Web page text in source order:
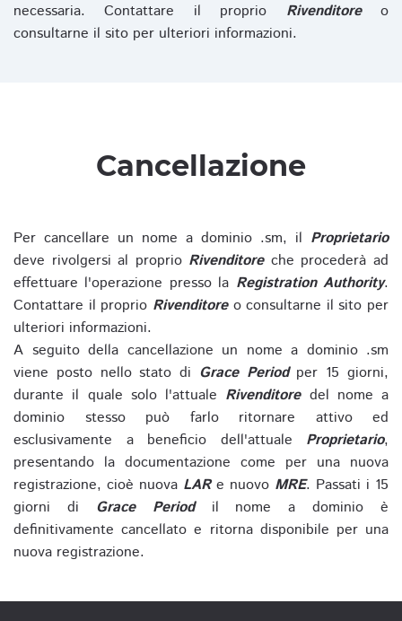
necessaria. Contattare il proprio Rivenditoreo
consultarne il sito per ulteriori informazioni.
Cancellazione
Per cancellare un nome a dominio .sm, il Proprietario
deve rivolgersi al proprio Rivenditoreche procederà ad
effettuare l'operazione presso la Registration Authority.
Contattare il proprio Rivenditoreo consultarne il sito per
ulteriori informazioni.
A seguito della cancellazione un nome a dominio .sm
viene posto nello stato di Grace Periodper 15 giorni,
durante il quale solo l'attuale Rivenditoredel nome a
dominio stesso può farlo ritornare attivo ed
esclusivamente a beneficio dell'attuale Proprietario,
presentando la documentazione come per una nuova
registrazione, cioè nuova LARe nuovo MRE. Passati i 15
giorni di Grace Periodil nome a dominio è
definitivamente cancellato e ritorna disponibile per una
nuova registrazione.